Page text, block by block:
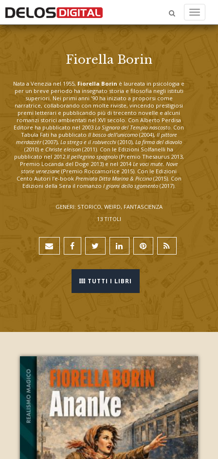
Menu
Fiorella Borin
Nata a Venezia nel 1955, Fiorella Borin è laureata in psicologia e
per un breve periodo ha insegnato storia e filosofia negli istituti
superiori. Nei primi anni ‘90 ha iniziato a proporsi come
narratrice, collaborando con molte riviste, vincendo prestigiosi
premi letterari e pubblicando più di trecento novelle e alcuni
romanzi storici ambientati nel XVI secolo. Con Alberto Perdisa
Editore ha pubblicato nel 2003 La Signora del Tempio nascosto. Con
Tabula Fati ha pubblicato Il bosco dell’unicorno(2004), Il pittore
merdazzèr(2007), La strega e il robivecchi(2010), La firma del diavolo
(2010) e Christe eleison (2011). Con le Edizioni Solfanelli ha
pubblicato nel 2012Il pellegrino spagnolo(Premio Thesaurus 2013,
Premio Locanda del Doge 2013) e nel 2014Le voci mute. Nove
storie veneziane (Premio Roccamorice 2015). Con le Edizioni
Cento Autori l’e-book Premiata Ditta Marina & Piccina(2015). Con
Edizioni della Sera il romanzo I giorni dello sgomento(2017).
GENERI: STORICO, WEIRD, FANTASCIENZA
13 TITOLI
TUTTI I LIBRI